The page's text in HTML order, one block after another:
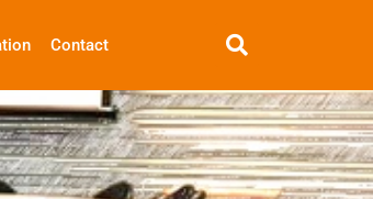
Contact